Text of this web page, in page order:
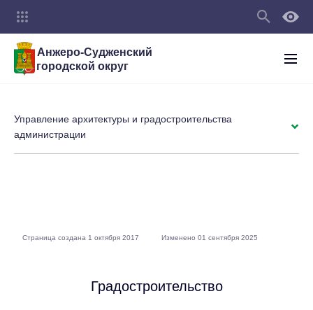
Анжеро-Судженский
городской округ
Градостроительство
Управление архитектуры и градостроительства
администрации
Страница создана 1 октября 2017 Изменено 01 сентября 2025